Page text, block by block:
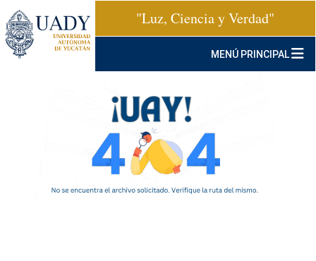
"Luz, Ciencia y Verdad"
MENÚ PRINCIPAL